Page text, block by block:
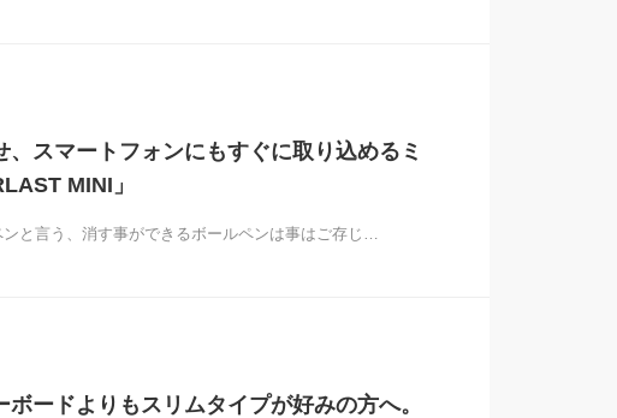
、スマートフォンにもすぐに取り込めるミ
MINI」
と言う、消す事ができるボールペンは事はご存じ…
ードよりもスリムタイプが好みの方へ。